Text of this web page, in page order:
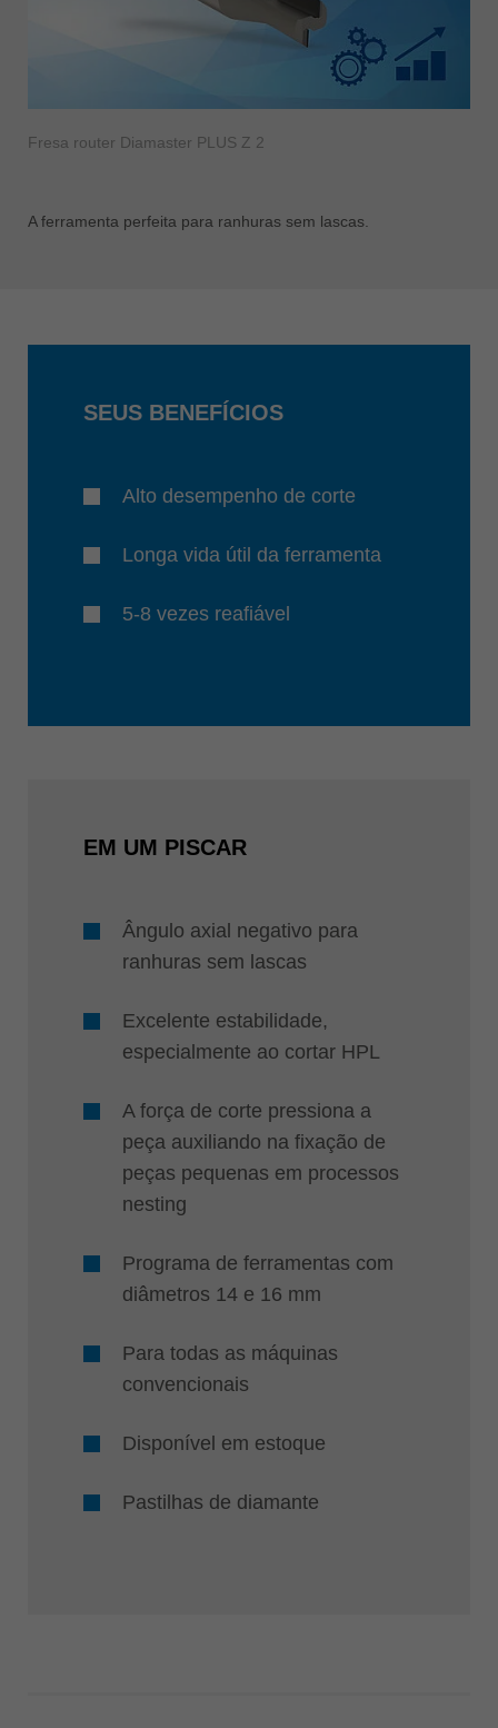
Fresa router Diamaster PLUS Z 2
A ferramenta perfeita para ranhuras sem lascas.
SEUS BENEFÍCIOS
Alto desempenho de corte
Longa vida útil da ferramenta
5-8 vezes reafiável
EM UM PISCAR
Ângulo axial negativo para
ranhuras sem lascas
Excelente estabilidade,
especialmente ao cortar HPL
A força de corte pressiona a
peça auxiliando na fixação de
peças pequenas em processos
nesting
Programa de ferramentas com
diâmetros 14 e 16 mm
Para todas as máquinas
convencionais
Disponível em estoque
Pastilhas de diamante